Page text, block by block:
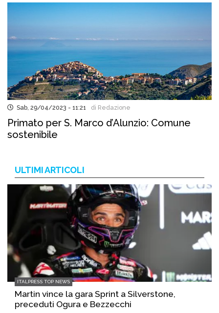
Sab, 29/04/2023 - 11:21 di Redazione
Primato per S. Marco d’Alunzio: Comune
sostenibile
ULTIMI ARTICOLI
ITALPRESS TOP NEWS
Martin vince la gara Sprint a Silverstone,
preceduti Ogura e Bezzecchi